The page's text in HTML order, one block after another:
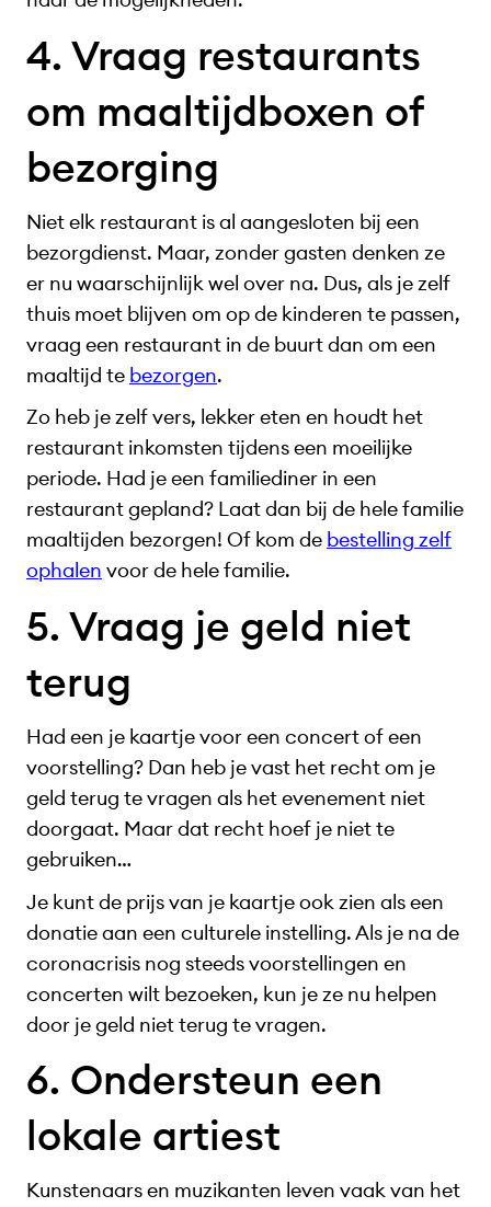
4. Vraag restaurants
om maaltijdboxen of
bezorging
Niet elk restaurant is al aangesloten bij een
bezorgdienst. Maar, zonder gasten denken ze
er nu waarschijnlijk wel over na. Dus, als je zelf
thuis moet blijven om op de kinderen te passen,
vraag een restaurant in de buurt dan om een
maaltijd te bezorgen.
Zo heb je zelf vers, lekker eten en houdt het
restaurant inkomsten tijdens een moeilijke
periode. Had je een familiediner in een
restaurant gepland? Laat dan bij de hele familie
maaltijden bezorgen! Of kom de bestelling zelf
ophalen voor de hele familie.
5. Vraag je geld niet
terug
Had een je kaartje voor een concert of een
voorstelling? Dan heb je vast het recht om je
geld terug te vragen als het evenement niet
doorgaat. Maar dat recht hoef je niet te
gebruiken…
Je kunt de prijs van je kaartje ook zien als een
donatie aan een culturele instelling. Als je na de
coronacrisis nog steeds voorstellingen en
concerten wilt bezoeken, kun je ze nu helpen
door je geld niet terug te vragen.
6. Ondersteun een
lokale artiest
Kunstenaars en muzikanten leven vaak van het